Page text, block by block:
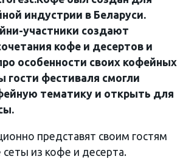
индустрии в Беларуси.
участники создают
кофе и десертов и
особенности своих кофейных
гости фестиваля смогли
тематику и открыть для
представят своим гостям
сеты из кофе и десерта.